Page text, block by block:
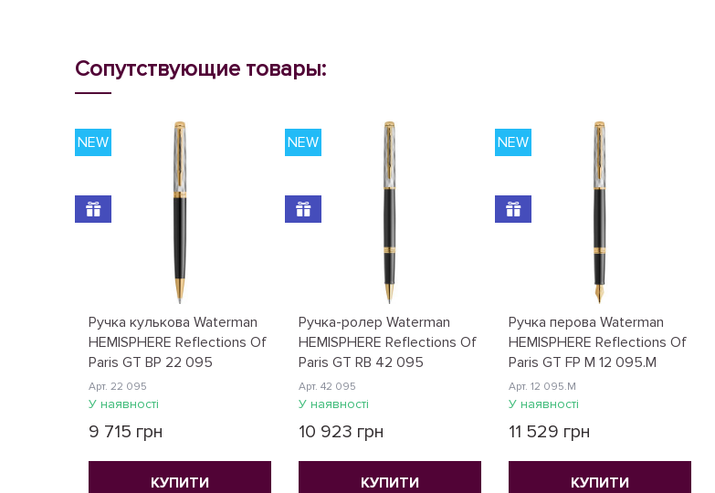
Сопутствующие товары:
Ручка кулькова Waterman
HEMISPHERE Reflections Of
Paris GT BP 22 095
Арт. 22 095
NEW
У наявності
9 715 грн
КУПИТИ
Ручка-ролер Waterman
HEMISPHERE Reflections Of
Paris GT RB 42 095
Арт. 42 095
NEW
У наявності
10 923 грн
КУПИТИ
Ручка перова Waterman
HEMISPHERE Reflections Of
Paris GT FP M 12 095.M
Арт. 12 095.M
NEW
У наявності
11 529 грн
КУПИТИ